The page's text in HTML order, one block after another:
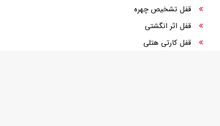
قفل تشخیص چهره
قفل اثر انگشتی
قفل کارتی هتلی